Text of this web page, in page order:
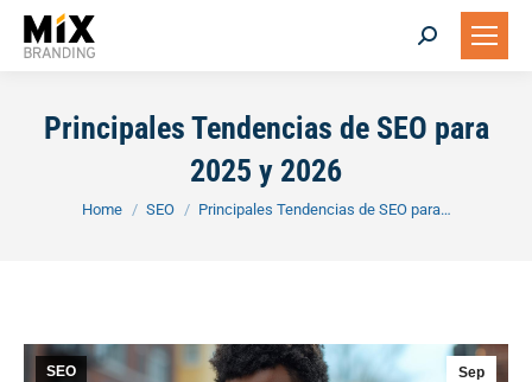
Search:
Principales Tendencias de SEO para
2025 y 2026
You are here:
Home SEO Principales Tendencias de SEO para…
Sep
SEO